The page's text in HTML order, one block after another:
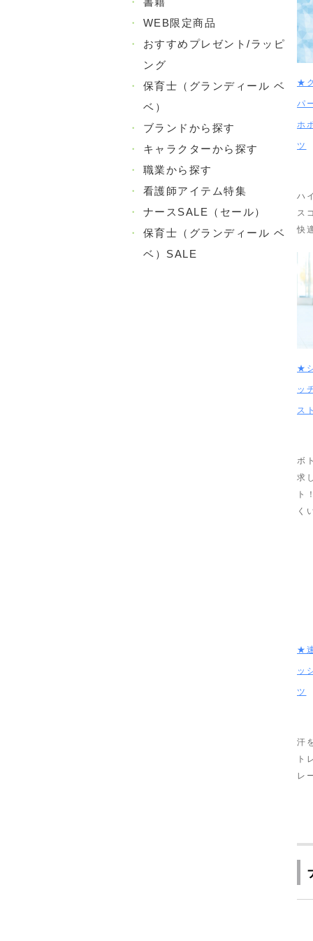
・
WEB限定商品
・
おすすめプレゼント/ラッピ
ング
・
保育士（グランディール ベ
ベ）
・
ブランドから探す
・
キャラクターから探す
・
職業から探す
・
看護師アイテム特集
・
ナースSALE（セール）
・
保育士（グランディール ベ
ベ）SALE
★
パ
ホ
ツ
ハ
ス
快
★
ッ
ス
ボ
求
ト
く
★
ッ
ツ
汗
ト
レ